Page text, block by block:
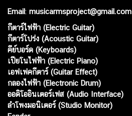
Email: musicarmsproject@gmail.com
กีตาร์ไฟฟ้า (Electric Guitar)
กีตาร์โปร่ง (Acoustic Guitar)
คีย์บอร์ด (Keyboards)
เปียโนไฟฟ้า (Electric Piano)
เอฟเฟคกีตาร์ (Guitar Effect)
กลองไฟฟ้า (Electronic Drum)
ออดิโออินเตอร์เฟส (Audio Interface)
ลำโพงมอนิเตอร์ (Studio Monitor)